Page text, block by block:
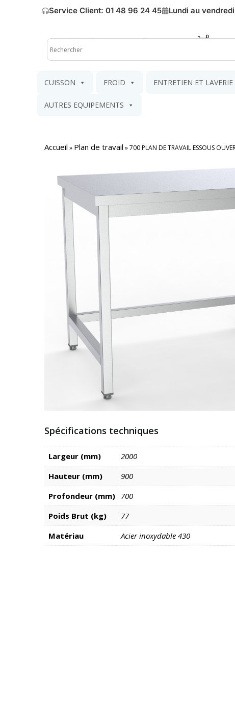
Service Client: 01 48 96 24 45 Lundi au
Mon compte Mon
CUISSON FROID ENTRETIEN ET LAVERIE
AUTRES EQUIPEMENTS
Accueil » Plan de travail »700 PLAN DE TRAVAIL ESSOUS
Spécifications techniques
Largeur (mm)
2000
Hauteur (mm)
900
Profondeur (mm) 700
Poids Brut (kg)
77
Matériau
Acier inoxydable 430